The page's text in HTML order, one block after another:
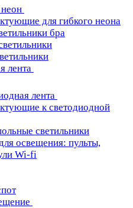
для гибкого неона
бра
лента
лента
к светодиодной
светильники
освещения: пульты,
Wi-fi